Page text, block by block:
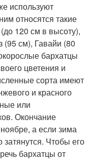
используют
относятся такие
120 см в высоту),
(95 см), Гавайи (80
бархатцы
цветения и
сорта имеют
и красного
или
Окончание
а если зима
затянутся. Чтобы его
бархатцы от